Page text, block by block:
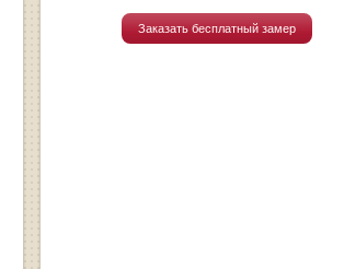
Заказать бесплатный замер